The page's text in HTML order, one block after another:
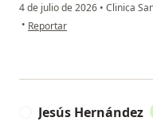
4 de julio de 2026 • Clinica
• en opinión del usuario Judith
Reportar
Jesús Hernández